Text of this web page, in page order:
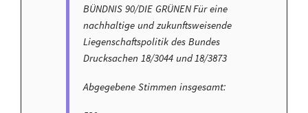
BÜNDNIS 90/DIE GRÜNEN Für eine
nachhaltige und zukunftsweisende
Liegenschaftspolitik des Bundes
Drucksachen 18/3044 und 18/3873
Abgegebene Stimmen insgesamt: